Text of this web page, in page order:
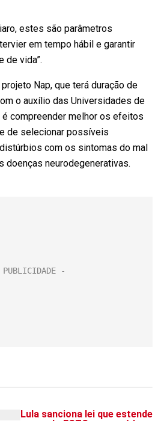
estes são parâmetros
em tempo hábil e garantir
de vida”.
Nap, que terá duração de
o auxílio das Universidades de
é compreender melhor os efeitos
de selecionar possíveis
com os sintomas do mal
doenças neurodegenerativas.